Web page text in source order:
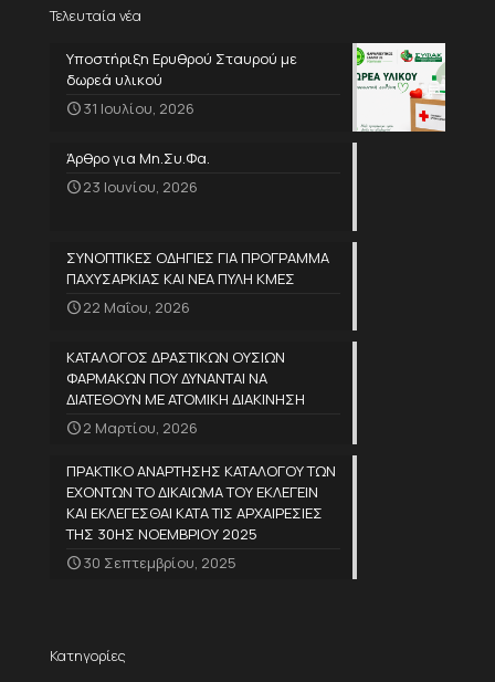
Τελευταία νέα
Υποστήριξη Ερυθρού Σταυρού με
δωρεά υλικού
31 Ιουλίου, 2026
Άρθρο για Μη.Συ.Φα.
23 Ιουνίου, 2026
ΣΥΝΟΠΤΙΚΕΣ ΟΔΗΓΙΕΣ ΓΙΑ ΠΡΟΓΡΑΜΜΑ
ΠΑΧΥΣΑΡΚΙΑΣ ΚΑΙ ΝΕΑ ΠΥΛΗ ΚΜΕΣ
22 Μαΐου, 2026
ΚΑΤΑΛΟΓΟΣ ΔΡΑΣΤΙΚΩΝ ΟΥΣΙΩΝ
ΦΑΡΜΑΚΩΝ ΠΟΥ ΔΥΝΑΝΤΑΙ ΝΑ
ΔΙΑΤΕΘΟΥΝ ΜΕ ΑΤΟΜΙΚΗ ΔΙΑΚΙΝΗΣΗ
2 Μαρτίου, 2026
ΠΡΑΚΤΙΚΟ ΑΝΑΡΤΗΣΗΣ ΚΑΤΑΛΟΓΟΥ ΤΩΝ
ΕΧΟΝΤΩΝ ΤΟ ΔΙΚΑΙΩΜΑ ΤΟΥ ΕΚΛΕΓΕΙΝ
ΚΑΙ ΕΚΛΕΓΕΣΘΑΙ ΚΑΤΑ ΤΙΣ ΑΡΧΑΙΡΕΣΙΕΣ
ΤΗΣ 30ΗΣ ΝΟΕΜΒΡΙΟΥ 2025
30 Σεπτεμβρίου, 2025
Κατηγορίες